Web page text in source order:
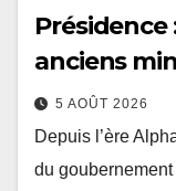
Présidence
anciens
5 AOÛT 2026
Depuis l’ère
du